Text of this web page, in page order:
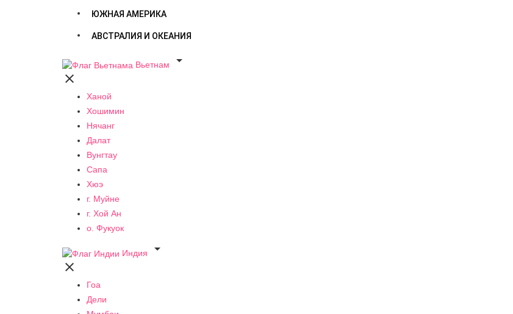
ЮЖНАЯ АМЕРИКА
АВСТРАЛИЯ И ОКЕАНИЯ
Вьетнам


Ханой
Хошимин
Нячанг
Далат
Вунгтау
Сапа
Хюэ
г. Муйне
г. Хой Ан
о. Фукуок
Индия


Гоа
Дели